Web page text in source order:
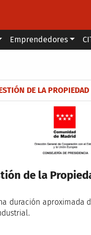
Emprendedores
a la navegación
DE LA
de la
duración